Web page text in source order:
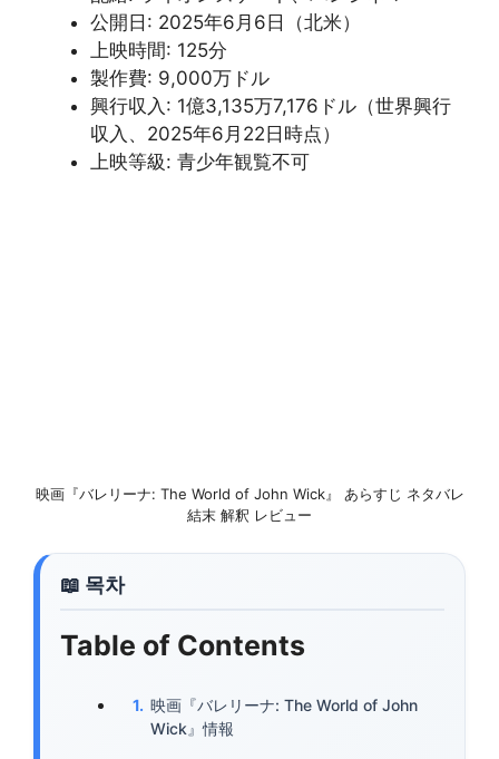
公開日: 2025年6月6日（北米）
上映時間: 125分
製作費: 9,000万ドル
興行収入: 1億3,135万7,176ドル（世界興行
収入、2025年6月22日時点）
上映等級: 青少年観覧不可
映画『バレリーナ: The World of John Wick』 あらすじ ネタバレ
結末 解釈 レビュー
Table of Contents
映画『バレリーナ: The World of John
Wick』情報